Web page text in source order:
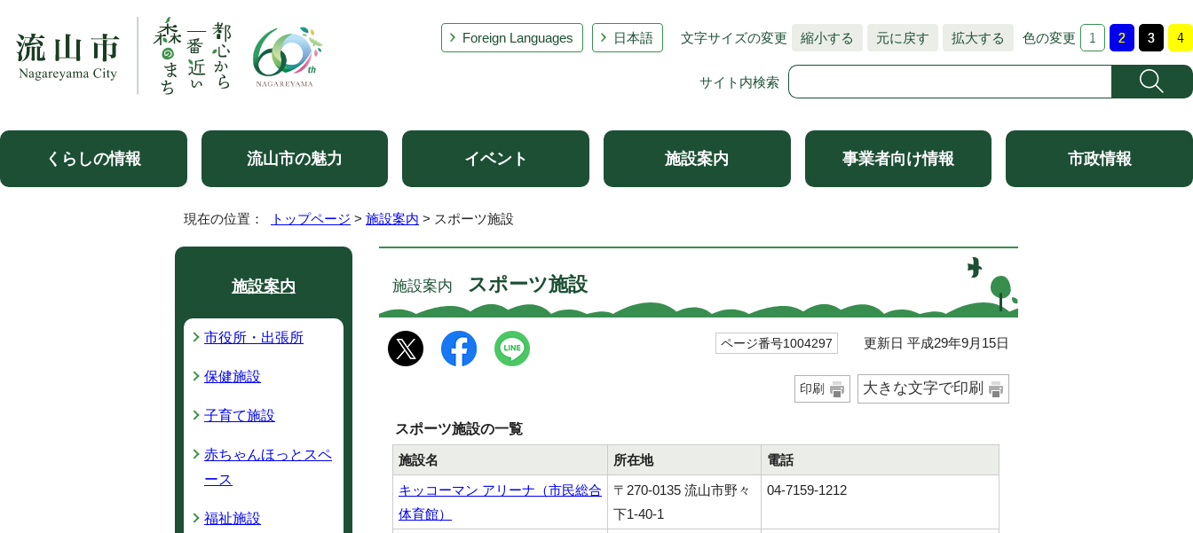
Foreign Languages 日本語 文字サイズの変更 縮小する 元に戻す 拡大する 色の変更
サイト内検索
くらしの情報 流山市の魅力 イベント 施設案内 事業者向け情報 市政情報
現在の位置： トップページ > 施設案内 > スポーツ施設
施設案内 スポーツ施設
ページ番号1004297 更新日 平成29年9月15日
印刷 大きな文字で印刷
スポーツ施設の一覧
施設名 所在地
電話
キッコーマン アリーナ（市民総合
体育館）
〒270-0135 流山市野々
下1-40-1
04-7159-1212
施設案内
市役所・出張所
保健施設
子育て施設
赤ちゃんほっとスペ
ース
福祉施設